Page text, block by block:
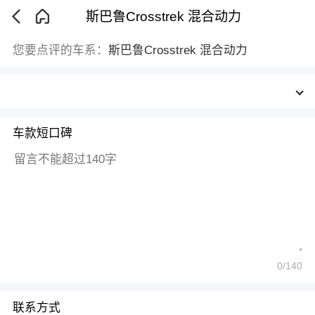
斯巴鲁Crosstrek 混合动力
您要点评的车系： 斯巴鲁Crosstrek 混合动力
车款短口碑
0/140
联系方式